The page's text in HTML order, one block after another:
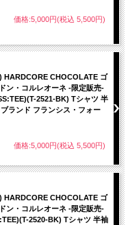
価格:5,000円(税込 5,500円)
HARDCORE CHOCOLATE ゴ
ン・コルレオーネ -限定販売-
2521-BK) Tシャツ 半
ランド フランシス・フォー
価格:5,000円(税込 5,500円)
HARDCORE CHOCOLATE ゴ
ン・コルレオーネ -限定販売-
2520-BK) Tシャツ 半袖